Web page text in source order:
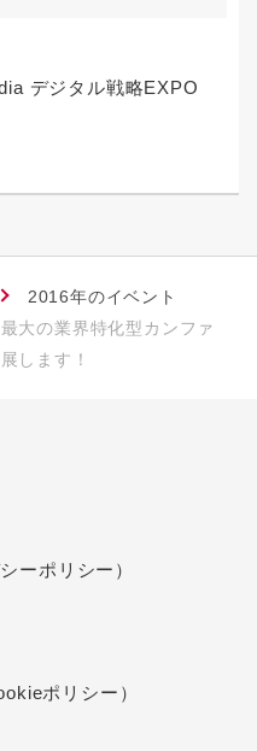
デジタル戦略EXPO
2016年のイベント
大の業界特化型カンファ
します！
ーポリシー）
ポリシー）